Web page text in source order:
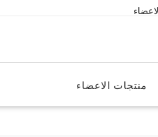
منتجات الاعضاء